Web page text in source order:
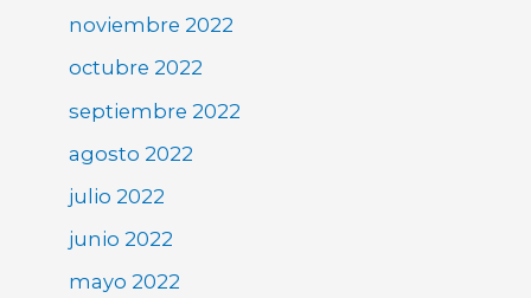
noviembre 2022
octubre 2022
septiembre 2022
agosto 2022
julio 2022
junio 2022
mayo 2022